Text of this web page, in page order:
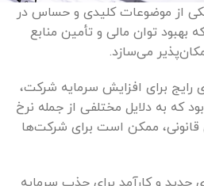
از موضوعات کلیدی و حساس در
توان مالی و تأمین منابع
می‌سازد.
برای افزایش سرمایه شرکت،
که به دلایل مختلفی از جمله نرخ
قانونی، ممکن است برای شرکت‌ها